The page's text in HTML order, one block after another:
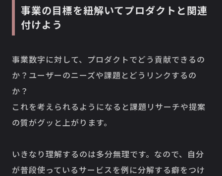
事業の目標を紐解いてプロダクトと関連
付けよう
事業数字に対して、プロダクトでどう貢献できるの
か？ユーザーのニーズや課題とどうリンクするの
か？
これを考えられるようになると課題リサーチや提案
の質がグッと上がります。
いきなり理解するのは多分無理です。なので、自分
が普段使っているサービスを例に分解する癖をつけ